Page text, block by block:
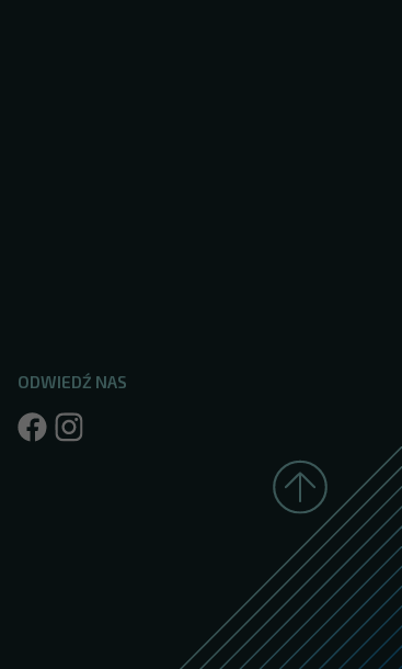
ODWIEDŹ NAS